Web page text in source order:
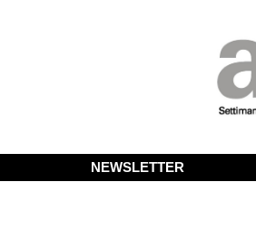
NEWSLETTER